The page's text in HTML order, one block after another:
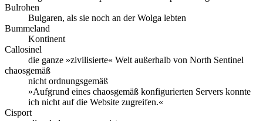
Bulrohen
Bulgaren, als sie noch an der Wolga lebten
Bummeland
Kontinent
Callosinel
die ganze »zivilisierte« Welt außerhalb von North Sentinel
chaosgemäß
nicht ordnungsgemäß
»Aufgrund eines chaosgemäß konfigurierten Servers konnte
ich nicht auf die Website zugreifen.«
Cisport